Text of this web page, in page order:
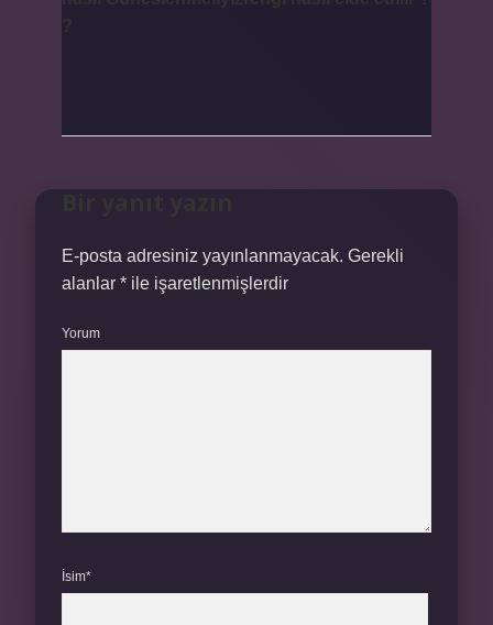
E-posta adresiniz yayınlanmayacak. Gerekli
alanlar * ile işaretlenmişlerdir
Yorum
İsim*